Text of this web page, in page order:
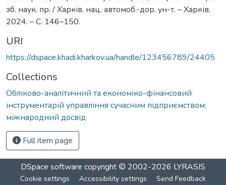
зб. наук. пр. / Харків. нац. автомоб.-дор. ун-т. – Харків,
2024. – С. 146–150.
URI
https://dspace.khadi.kharkov.ua/handle/123456789/24405
Collections
Обліково-аналітичний та економіко-фінансовий
інструментарій управління сучасним підприємством:
міжнародний досвід
Full item page
DSpace software copyright © 2002-2026 LYRASIS
Cookie settings Accessibility settings Send Feedback